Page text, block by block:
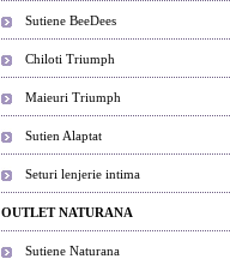
Sutiene BeeDees
Chiloti Triumph
Maieuri Triumph
Sutien Alaptat
Seturi lenjerie intima
OUTLET NATURANA
Sutiene Naturana